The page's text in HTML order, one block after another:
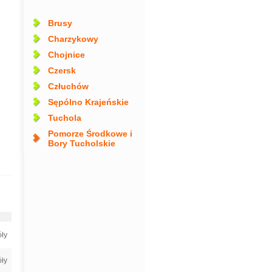
Brusy
Charzykowy
Chojnice
Czersk
Człuchów
Sępólno Krajeńskie
Tuchola
Pomorze Środkowe i
Bory Tucholskie